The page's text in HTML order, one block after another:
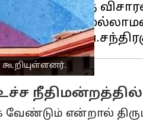
அமர்வு இந்த
வேண்டும் என்றால்